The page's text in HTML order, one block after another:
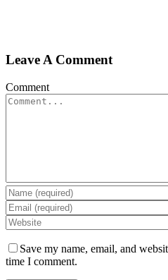
Leave A Comment
Comment
Save my name, email, and
time I comment.